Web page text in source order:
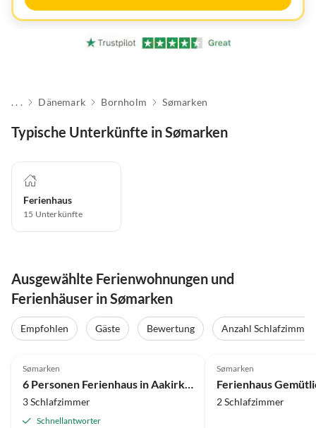
. . . Dänemark Bornholm Sømarken
Typische Unterkünfte in Sømarken
Ferienhaus
15 Unterkünfte
Ausgewählte Ferienwohnungen und
Ferienhäuser in Sømarken
Empfohlen Gäste Bewertung
Anzahl Schlafzimmer
Sømarken
3 Schlafzimmer
Schnellantworter
Sømarken
2 Schlafzimmer